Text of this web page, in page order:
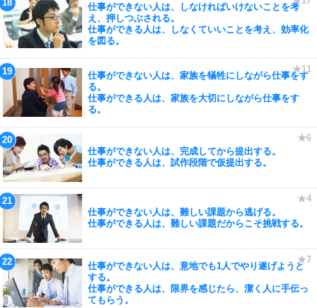
仕事ができない人は、しなければいけないことを考
え、押しつぶされる。
仕事ができる人は、しなくていいことを考え、効率化
を図る。
仕事ができない人は、家族を犠牲にしながら仕事をす
る。
仕事ができる人は、家族を大切にしながら仕事をす
る。
仕事ができない人は、完成してから提出する。
仕事ができる人は、試作段階で仮提出する。
仕事ができない人は、難しい課題から逃げる。
仕事ができる人は、難しい課題だからこそ挑戦する。
仕事ができない人は、意地でも1人でやり遂げようと
する。
仕事ができる人は、限界を感じたら、潔く人に手伝っ
てもらう。